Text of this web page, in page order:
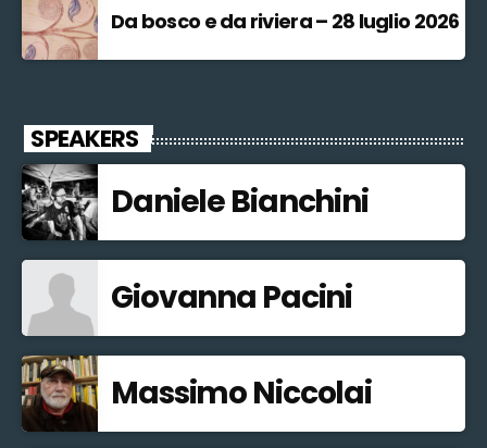
Da bosco e da riviera – 28 luglio 2026
SPEAKERS
Daniele Bianchini
Giovanna Pacini
Massimo Niccolai